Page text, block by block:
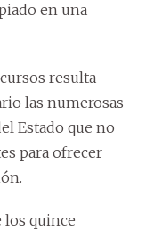
en una
resulta
las numerosas
Estado que no
para ofrecer
quince